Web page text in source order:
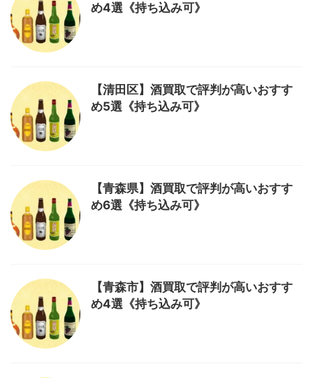
め4選《持ち込み可》
【清田区】酒買取で評判が高いおすす
め5選《持ち込み可》
【青森県】酒買取で評判が高いおすす
め6選《持ち込み可》
【青森市】酒買取で評判が高いおすす
め4選《持ち込み可》